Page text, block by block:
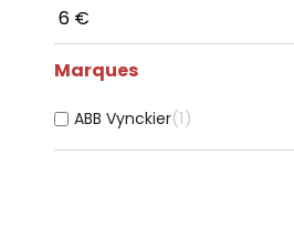
6 €
Marques
ABB Vynckier 1